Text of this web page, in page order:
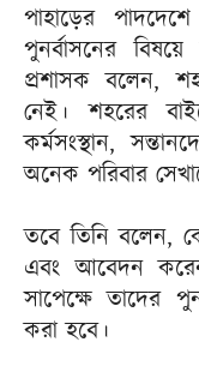
পাহাড়ের
পুনর্বাসনের
প্রশাসক বলেন,
নেই। শহরের
কর্মসংস্থান,
অনেক পরিবার
তবে তিনি বলেন,
এবং আবেদন
সাপেক্ষে তাদের
করা হবে।